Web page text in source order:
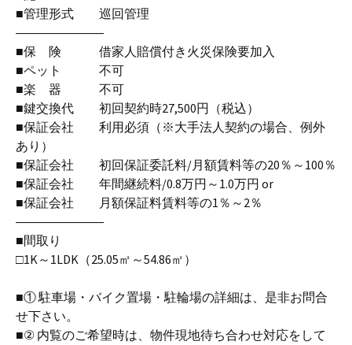
■管理形式 巡回管理
―――――――
■保 険 借家人賠償付き火災保険要加入
■ペット 不可
■楽 器 不可
■鍵交換代 初回契約時27,500円（税込）
■保証会社 利用必須（※大手法人契約の場合、例外
あり）
■保証会社 初回保証委託料/月額賃料等の20％～100％
■保証会社 年間継続料/0.8万円～1.0万円 or
■保証会社 月額保証料賃料等の1％～2％
―――――――
■間取り
□1K～1LDK（25.05㎡～54.86㎡）
■① 駐車場・バイク置場・駐輪場の詳細は、是非お問合
せ下さい。
■② 内覧のご希望時は、物件現地待ち合わせ対応をして